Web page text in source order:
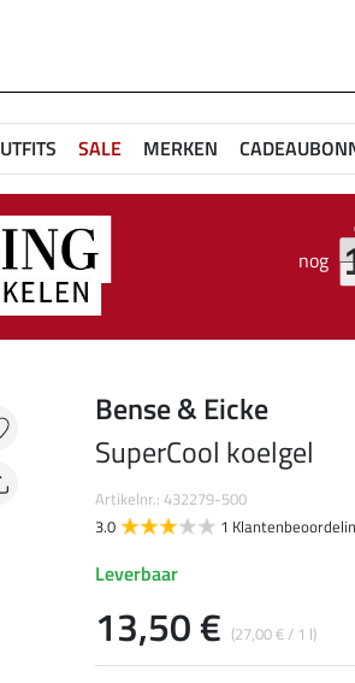
SALE MERKEN
nog
Bense & Eicke
SuperCool koelgel
Artikelnr.: 432279-500
3.0
1
Leverbaar
13,50 € (27,00 € / 1 l)